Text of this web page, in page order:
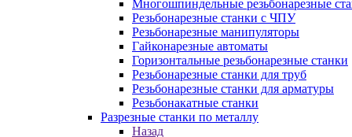
Многошпиндельные резьбонарезные
Резьбонарезные станки с ЧПУ
Резьбонарезные манипуляторы
Гайконарезные автоматы
Горизонтальные резьбонарезные станки
Резьбонарезные станки для труб
Резьбонарезные станки для арматуры
Резьбонакатные станки
Разрезные станки по металлу
Назад